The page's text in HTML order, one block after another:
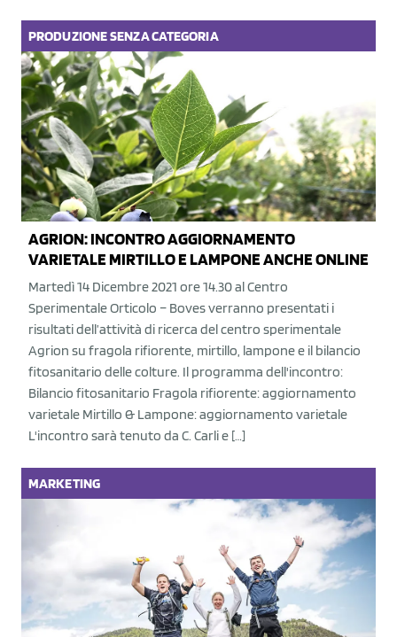
PRODUZIONESENZA CATEGORIA
AGRION: INCONTRO AGGIORNAMENTO
VARIETALE MIRTILLO E LAMPONE ANCHE ONLINE
Martedì 14 Dicembre 2021 ore 14.30 al Centro
Sperimentale Orticolo – Boves verranno presentati i
risultati dell’attività di ricerca del centro sperimentale
Agrion su fragola rifiorente, mirtillo, lampone e il bilancio
fitosanitario delle colture. Il programma dell'incontro:
Bilancio fitosanitario Fragola rifiorente: aggiornamento
varietale Mirtillo & Lampone: aggiornamento varietale
L'incontro sarà tenuto da C. Carli e […]
MARKETING